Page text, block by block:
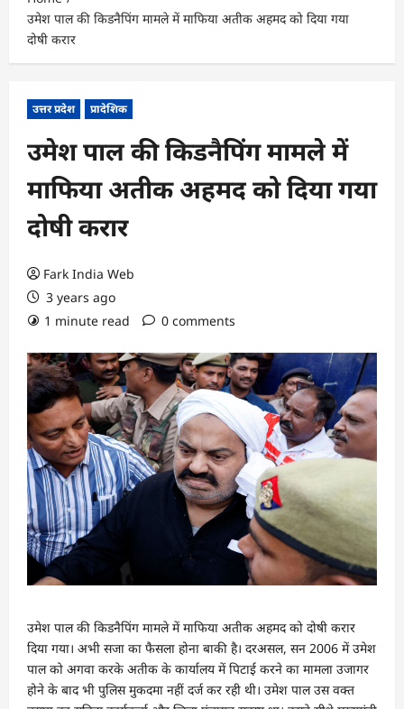
उमेश पाल की किडनैपिंग मामले में माफिया अतीक अहमद को दिया गया
दोषी करार
उत्तर प्रदेश प्रादेशिक
उमेश पाल की किडनैपिंग मामले में
माफिया अतीक अहमद को दिया गया
दोषी करार
Fark India Web
3 years ago
1 minute read
0 comments
उमेश पाल की किडनैपिंग मामले में माफिया अतीक अहमद को दोषी करार
दिया गया। अभी सजा का फैसला होना बाकी है। दरअसल, सन 2006 में उमेश
पाल को अगवा करके अतीक के कार्यालय में पिटाई करने का मामला उजागर
होने के बाद भी पुलिस मुकदमा नहीं दर्ज कर रही थी। उमेश पाल उस वक्त